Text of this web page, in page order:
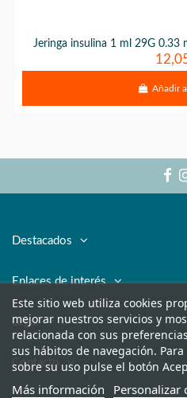
Jeringa insulina 1 ml 29G 0.33
Añadir
Destacados
Enlaces de interés
Legal
Contacto
Este sitio web utiliza cookies
mejorar nuestros servicios y
relacionada con sus
sus hábitos de navegación.
sobre su uso pulse el botón
Más información Personalizar